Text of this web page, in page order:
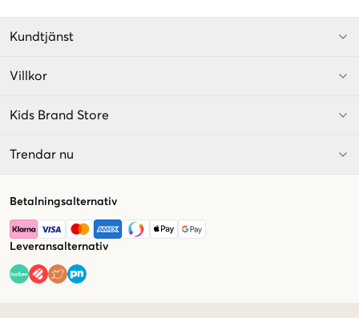
Kundtjänst
Villkor
Kids Brand Store
Trendar nu
Betalningsalternativ
Leveransalternativ